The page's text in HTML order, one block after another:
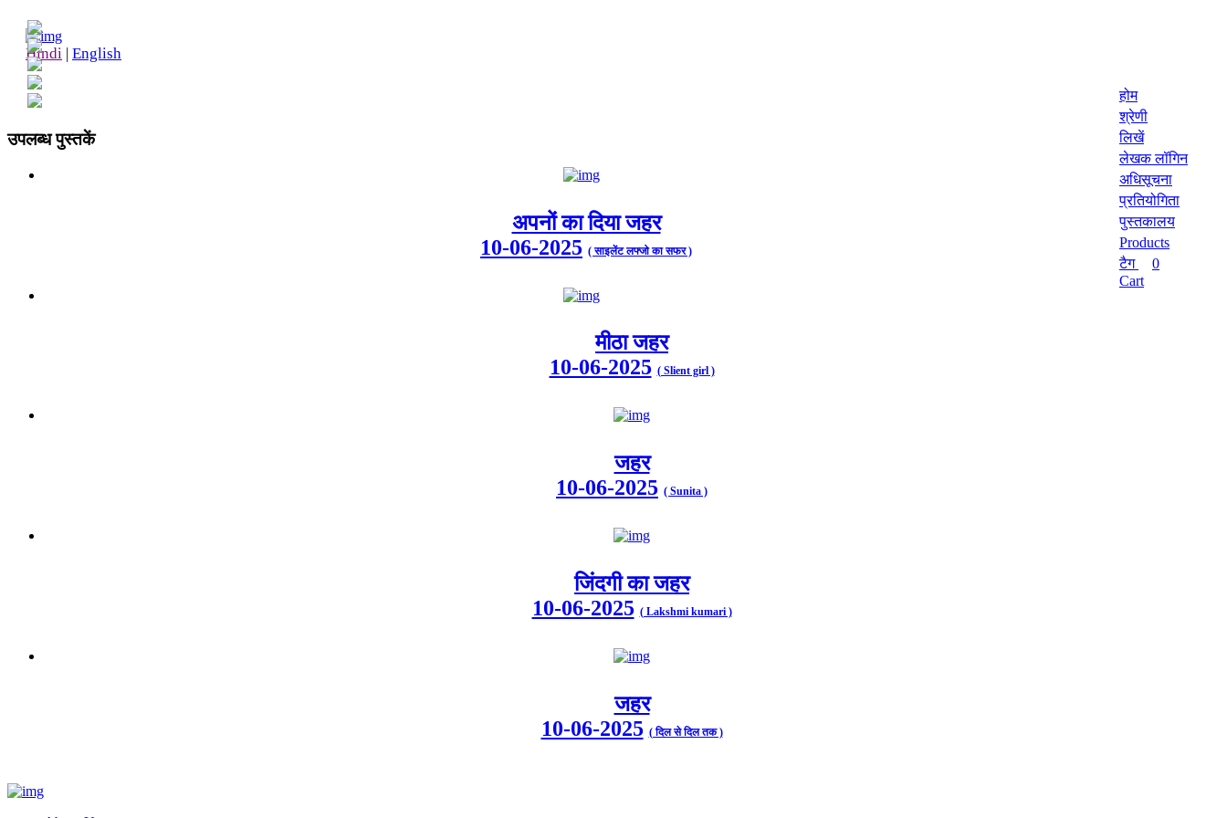
Hindi | English
होम
श्रेणी
लिखें
लेखक लॉगिन
अधिसूचना
प्रतियोगिता
पुस्तकालय
Products
टैग
0
Cart
उपलब्ध पुस्तकें
अपनों का दिया जहर
10-06-2025 ( साइलेंट लफ्जो का सफर )
मीठा जहर
10-06-2025 ( Slient girl )
जहर
10-06-2025 ( Sunita )
जिंदगी का जहर
10-06-2025 ( Lakshmi kumari )
जहर
10-06-2025 ( दिल से दिल तक )